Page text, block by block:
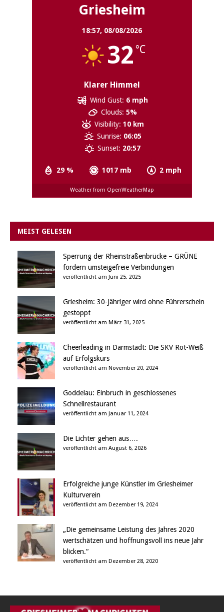
Griesheim
18:57, 08/08/2026
32 °C
Klarer Himmel
29 % 1017 mb 2 mph
Wind Gust: 6 mph
Clouds: 5%
Visibility: 10 km
Sunrise: 06:05
Sunset: 20:57
Weather from OpenWeatherMap
MEIST GELESEN
Sperrung der Rheinstraßenbrücke – GRÜNE
fordern umsteigefreie Verbindungen
veröffentlicht am Juni 25, 2025
Griesheim: 30-Jähriger wird ohne Führerschein
gestoppt
veröffentlicht am März 31, 2025
Cheerleading in Darmstadt: Die SKV Rot-Weiß
auf Erfolgskurs
veröffentlicht am November 20, 2024
Goddelau: Einbruch in geschlossenes
Schnellrestaurant
veröffentlicht am Januar 11, 2024
Die Lichter gehen aus….
veröffentlicht am August 6, 2026
Erfolgreiche junge Künstler im Griesheimer
Kulturverein
veröffentlicht am Dezember 19, 2024
„Die gemeinsame Leistung des Jahres 2020
wertschätzen und hoffnungsvoll ins neue Jahr
blicken.“
veröffentlicht am Dezember 28, 2020